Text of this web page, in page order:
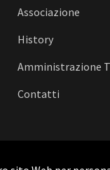
Associazione
History
Amministrazione
Contatti